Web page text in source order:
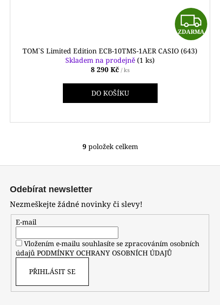
Z
D
A
ZDARMA
TOM`S Limited Edition ECB-10TMS-1AER CASIO (643)
Skladem na prodejně (1 ks)
8 290 Kč / ks
DO KOŠÍKU
O
a
c
í
p
r
v
v
9položek celkem
Odebírat newsletter
Nezmeškejte žádné novinky či slevy!
E-mail
Vložením e-mailu souhlasíte se zpracováním osobních
údajů PODMÍNKY OCHRANY OSOBNÍCH ÚDAJŮ
PŘIHLÁSIT SE